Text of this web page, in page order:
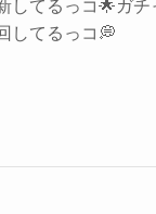
してるっコ🌟ガ
してるっコ💭